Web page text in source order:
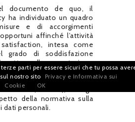
documento de quo, il
ha individuato un quadro
e di accorgimenti
affinché l’attività
intesa come
grado di soddisfazione
alla prestazione
sanitario nei
di intervento (es.
ricovero, visite), venga
della normativa sulla
dati personali.
parti per essere sicuri che tu possa
nostro sito
Privacy e Informativa sui
Cookie
OK